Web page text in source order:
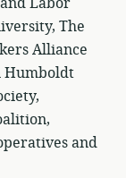
The
Alliance
Humboldt
and